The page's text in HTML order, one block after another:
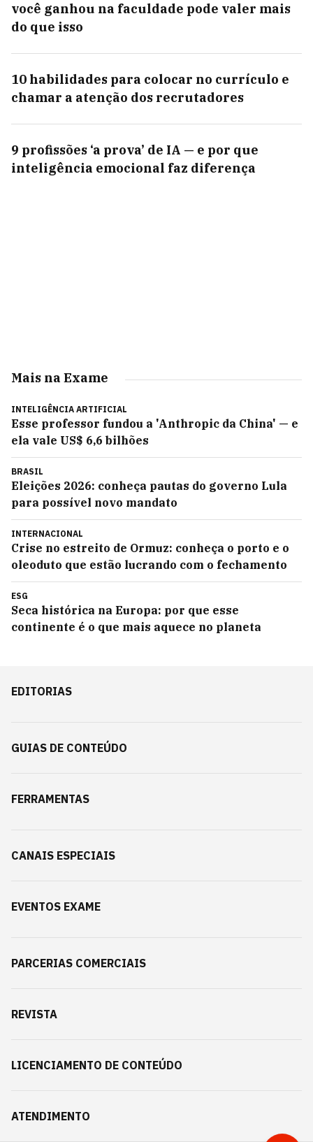
você ganhou na faculdade pode valer mais
do que isso
10 habilidades para colocar no currículo e
chamar a atenção dos recrutadores
9 profissões ‘a prova’ de IA — e por que
inteligência emocional faz diferença
Mais na Exame
INTELIGÊNCIA ARTIFICIAL
Esse professor fundou a 'Anthropic da China' — e
ela vale US$ 6,6 bilhões
BRASIL
Eleições 2026: conheça pautas do governo Lula
para possível novo mandato
INTERNACIONAL
Crise no estreito de Ormuz: conheça o porto e o
oleoduto que estão lucrando com o fechamento
ESG
Seca histórica na Europa: por que esse
continente é o que mais aquece no planeta
EDITORIAS
GUIAS DE CONTEÚDO
FERRAMENTAS
CANAIS ESPECIAIS
EVENTOS EXAME
PARCERIAS COMERCIAIS
REVISTA
LICENCIAMENTO DE CONTEÚDO
ATENDIMENTO